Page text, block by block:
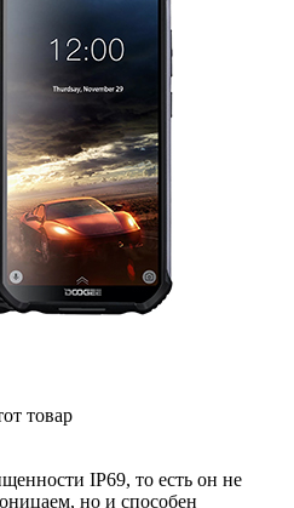
товар
IP69, то есть он не
но и способен